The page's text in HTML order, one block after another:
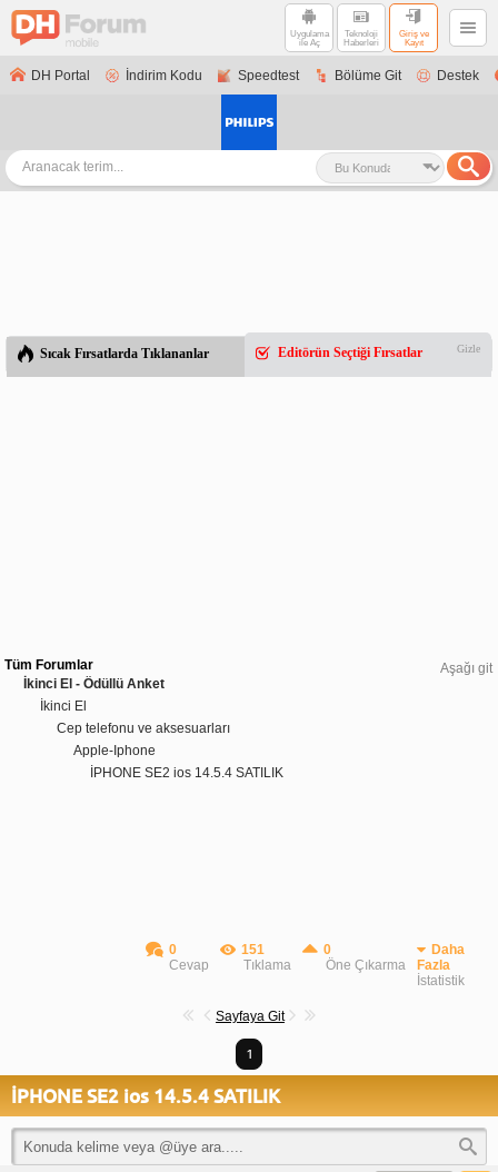
Uygulama
ile Aç
Teknoloji
Haberleri
Giriş ve
Kayıt
DH Portal İndirim Kodu Speedtest Bölüme Git Destek
Sıcak Fırsatlarda Tıklananlar Editörün Seçtiği Fırsatlar Gizle
Aşağı git
Tüm Forumlar
İkinci El - Ödüllü Anket
İkinci El
Cep telefonu ve aksesuarları
Apple-Iphone
İPHONE SE2 ios 14.5.4 SATILIK
0
Cevap
151
Tıklama
0
Öne Çıkarma
Daha
Fazla
İstatistik
Sayfaya Git
1
İPHONE SE2 ios 14.5.4 SATILIK